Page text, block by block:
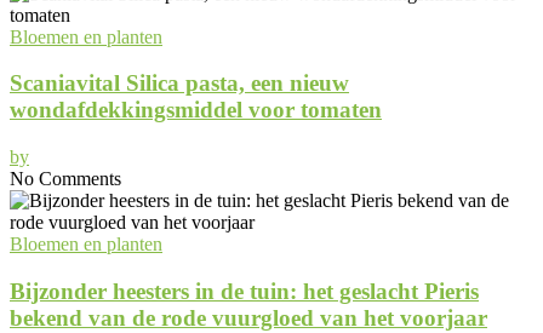
Bloemen en planten
Scaniavital Silica pasta, een nieuw
wondafdekkingsmiddel voor tomaten
by
No Comments
Bloemen en planten
Bijzonder heesters in de tuin: het geslacht Pieris
bekend van de rode vuurgloed van het voorjaar